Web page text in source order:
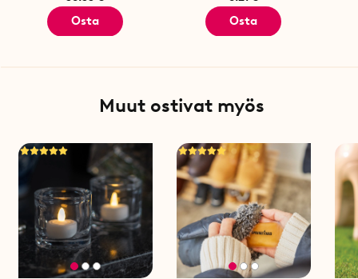
Osta Osta
Muut ostivat myös